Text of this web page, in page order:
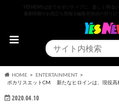
YESNEWSは全てをポジティブに、楽しく明る
最新情報やお役立ち情報を編集部独自の切り
HOME
ENTERTAINMENT
ポカリスエットCM 新たなヒロインは、現役高
2020.04.10